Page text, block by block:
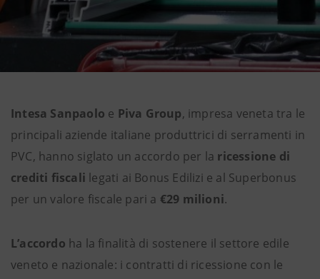
Intesa Sanpaolo e Piva Group, impresa veneta tra le
principali aziende italiane produttrici di serramenti in
PVC, hanno siglato un accordo per la ricessione di
crediti fiscali legati ai Bonus Edilizi e al Superbonus
per un valore fiscale pari a €29 milioni.
L’accordo ha la finalità di sostenere il settore edile
veneto e nazionale: i contratti di ricessione con le